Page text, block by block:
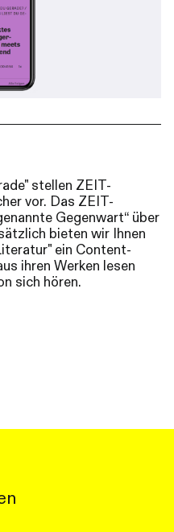
stellen ZEIT-
vor. Das ZEIT-
Gegenwart“ über
bieten wir Ihnen
ein Content-
ihren Werken lesen
sich hören.